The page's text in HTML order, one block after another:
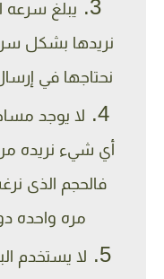
يبلغ سرعه
نحتاجها في
لا يوجد
أي شيء نريده
فالحجم الذى
مره واحده
لا يستخدم